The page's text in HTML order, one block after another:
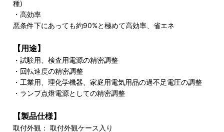
種)
・高効率
悪条件下にあっても約90%と極めて高効率、省エネ
【用途】
・試験用、検査用電源の精密調整
・回転速度の精密調整
・工業用、理化学機器、家庭用電気用品の過不足電圧の調整
・ランプ点燈電源としての精密調整
【製品仕様】
取付外観： 取付外観ケース入り